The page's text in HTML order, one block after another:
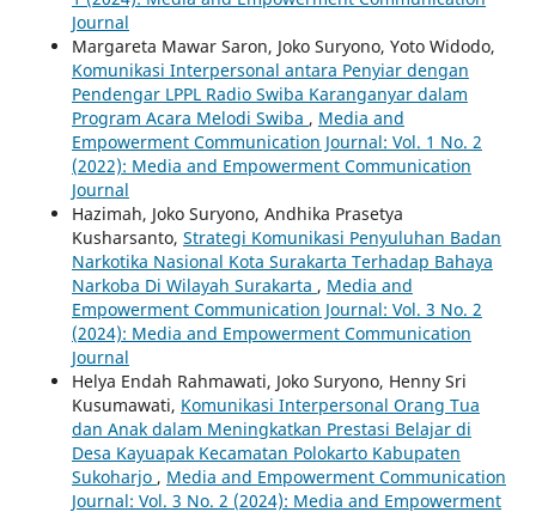
Journal
Margareta Mawar Saron, Joko Suryono, Yoto Widodo,
Komunikasi Interpersonal antara Penyiar dengan
Pendengar LPPL Radio Swiba Karanganyar dalam
Program Acara Melodi Swiba , Media and
Empowerment Communication Journal: Vol. 1 No. 2
(2022): Media and Empowerment Communication
Journal
Hazimah, Joko Suryono, Andhika Prasetya
Kusharsanto, Strategi Komunikasi Penyuluhan Badan
Narkotika Nasional Kota Surakarta Terhadap Bahaya
Narkoba Di Wilayah Surakarta , Media and
Empowerment Communication Journal: Vol. 3 No. 2
(2024): Media and Empowerment Communication
Journal
Helya Endah Rahmawati, Joko Suryono, Henny Sri
Kusumawati, Komunikasi Interpersonal Orang Tua
dan Anak dalam Meningkatkan Prestasi Belajar di
Desa Kayuapak Kecamatan Polokarto Kabupaten
Sukoharjo , Media and Empowerment Communication
Journal: Vol. 3 No. 2 (2024): Media and Empowerment